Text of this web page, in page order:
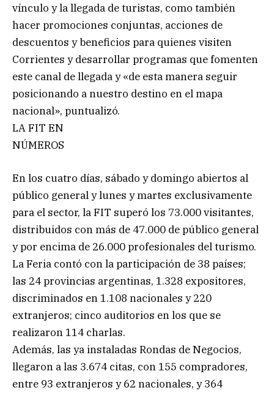
vínculo y la llegada de turistas, como también
hacer promociones conjuntas, acciones de
descuentos y beneficios para quienes visiten
Corrientes y desarrollar programas que fomenten
este canal de llegada y «de esta manera seguir
posicionando a nuestro destino en el mapa
nacional», puntualizó.
LA FIT EN
NÚMEROS
En los cuatro días, sábado y domingo abiertos al
público general y lunes y martes exclusivamente
para el sector, la FIT superó los 73.000 visitantes,
distribuidos con más de 47.000 de público general
y por encima de 26.000 profesionales del turismo.
La Feria contó con la participación de 38 países;
las 24 provincias argentinas, 1.328 expositores,
discriminados en 1.108 nacionales y 220
extranjeros; cinco auditorios en los que se
realizaron 114 charlas.
Además, las ya instaladas Rondas de Negocios,
llegaron a las 3.674 citas, con 155 compradores,
entre 93 extranjeros y 62 nacionales, y 364